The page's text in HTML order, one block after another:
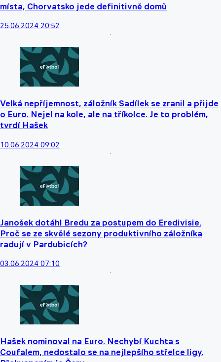
místa, Chorvatsko jede definitivně domů
25.06.2024 20:52
Velká nepříjemnost, záložník Sadílek se zranil a přijde
o Euro. Nejel na kole, ale na tříkolce. Je to problém,
tvrdí Hašek
10.06.2024 09:02
Janošek dotáhl Bredu za postupem do Eredivisie.
Proč se ze skvělé sezony produktivního záložníka
radují v Pardubicích?
03.06.2024 07:10
Hašek nominoval na Euro. Nechybí Kuchta s
Coufalem, nedostalo se na nejlepšího střelce ligy.